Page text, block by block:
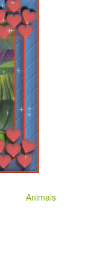
Animais